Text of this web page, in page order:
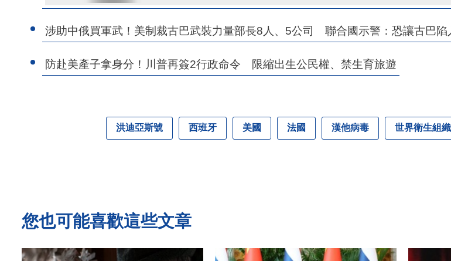
涉助中俄買軍武！美制裁古巴武裝力量部長8人、5公司 聯合國示警：恐讓古巴陷
防赴美產子拿身分！川普再簽2行政命令 限縮出生公民權、禁生育旅遊
洪迪亞斯號 西班牙 美國 法國 漢他病毒 世界衛生組織
您也可能喜歡這些文章